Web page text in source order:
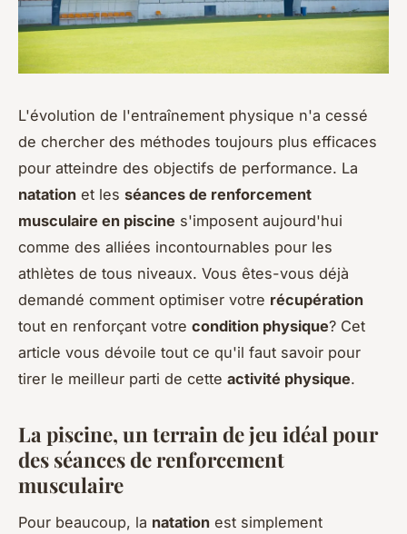
L'évolution de l'entraînement physique n'a cessé
de chercher des méthodes toujours plus efficaces
pour atteindre des objectifs de performance. La
natation et les séances de renforcement
musculaire en piscine s'imposent aujourd'hui
comme des alliées incontournables pour les
athlètes de tous niveaux. Vous êtes-vous déjà
demandé comment optimiser votre récupération
tout en renforçant votre condition physique? Cet
article vous dévoile tout ce qu'il faut savoir pour
tirer le meilleur parti de cette activité physique.
La piscine, un terrain de jeu idéal pour
des séances de renforcement
musculaire
Pour beaucoup, la natation est simplement